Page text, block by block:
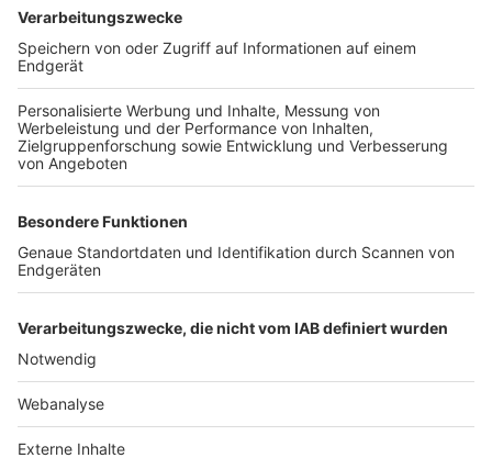
TOP-VEREINE
TOP-PARTNER
Nutzungsbedingungen Datenschutz Impressum